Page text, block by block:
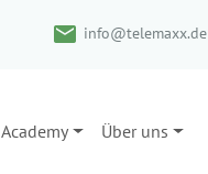
info@telemaxx.de
Academy Über uns